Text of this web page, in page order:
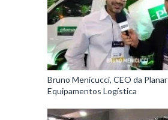
Bruno Menicucci, CEO da Planar
Equipamentos Logística